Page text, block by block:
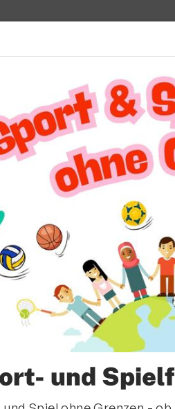
Griesheimer Tischtennis-
und